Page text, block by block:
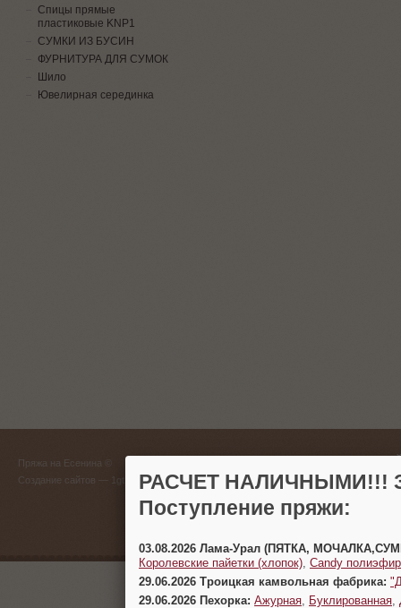
Спицы прямые
пластиковые KNP1
СУМКИ ИЗ БУСИН
ФУРНИТУРА ДЛЯ СУМОК
Шило
Ювелирная серединка
Пряжа на Есенина ©
Создание сайтов
(383)
г.
РАСЧЕТ НАЛИЧНЫМИ!!!
Поступление пряжи:
03.08.2026 Лама-Урал (ПЯТКА,
Королевские пайетки (хлопок) Candy
29.06.2026 Троицкая камвольная фабрика:
29.06.2026 Пехорка: Ажурная Буклированная